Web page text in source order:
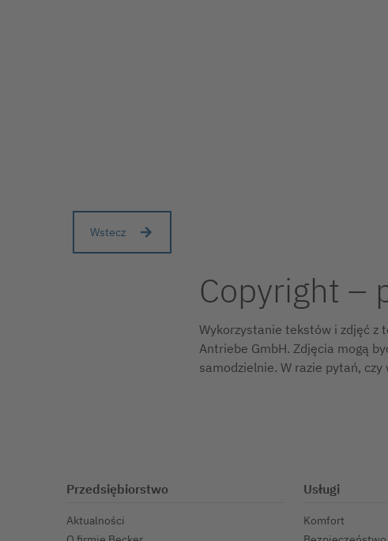
Wstecz
Copyright –
Wykorzystanie tekstów i zdjęć z
Antriebe GmbH. Zdjęcia mogą
samodzielnie. W razie pytań,
Przedsiębiorstwo
Aktualności
Usługi
Komfort